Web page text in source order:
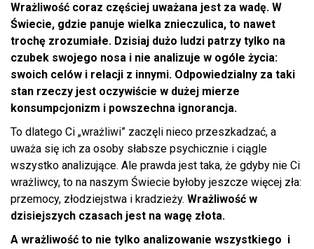
Wrażliwość coraz częściej uważana jest za wadę. W
Świecie, gdzie panuje wielka znieczulica, to nawet
trochę zrozumiałe. Dzisiaj dużo ludzi patrzy tylko na
czubek swojego nosa i nie analizuje w ogóle życia:
swoich celów i relacji z innymi. Odpowiedzialny za taki
stan rzeczy jest oczywiście w dużej mierze
konsumpcjonizm i powszechna ignorancja.
To dlatego Ci „wrażliwi” zaczęli nieco przeszkadzać, a
uważa się ich za osoby słabsze psychicznie i ciągle
wszystko analizujące. Ale prawda jest taka, że gdyby nie Ci
wrażliwcy, to na naszym Świecie byłoby jeszcze więcej zła:
przemocy, złodziejstwa i kradzieży. Wrażliwość w
dzisiejszych czasach jest na wagę złota.
A wrażliwość to nie tylko analizowanie wszystkiego i